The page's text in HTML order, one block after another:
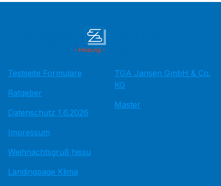
Testseite Formulare
Ratgeber
Datenschutz 1.6.2026
Impressum
Weihnachtsgruß hissu
Landingpage Klima
TGA Jansen GmbH & Co.
KG
Master